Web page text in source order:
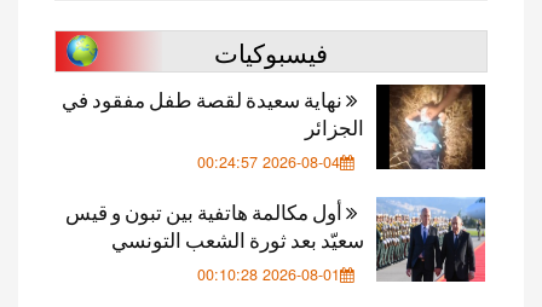
فيسبوكيات
نهاية سعيدة لقصة طفل مفقود في
الجزائر
2026-08-04 00:24:57
أول مكالمة هاتفية بين تبون و قيس
سعيّد بعد ثورة الشعب التونسي
2026-08-01 00:10:28